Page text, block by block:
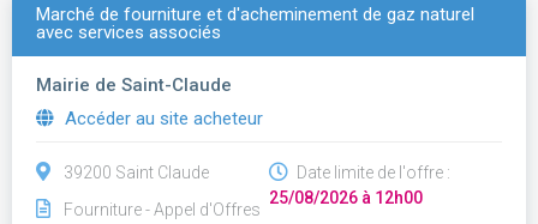
Marché de fourniture et d'acheminement de gaz naturel
avec services associés
Mairie de Saint-Claude
Accéder au site acheteur
39200 Saint Claude
Fourniture - Appel d'Offres
Date limite de l'offre :
25/08/2026 à 12h00